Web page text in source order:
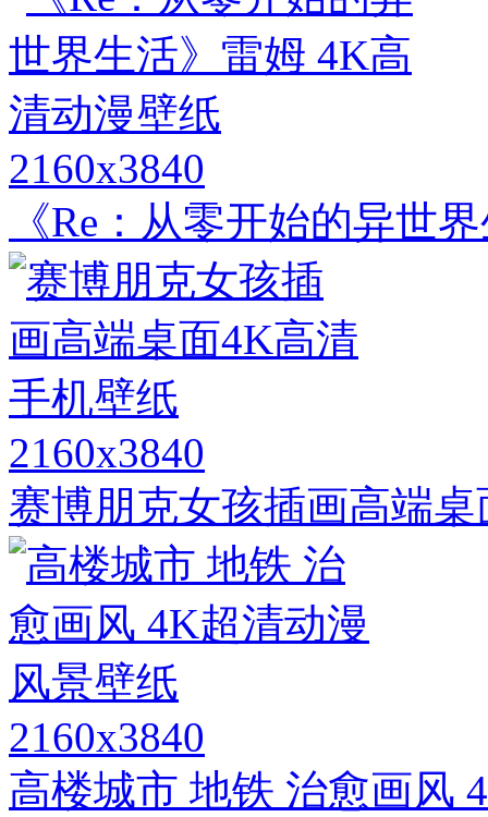
2160x3840
《Re：从零开始的异世
2160x3840
赛博朋克女孩插画高端
2160x3840
高楼城市 地铁 治愈画风